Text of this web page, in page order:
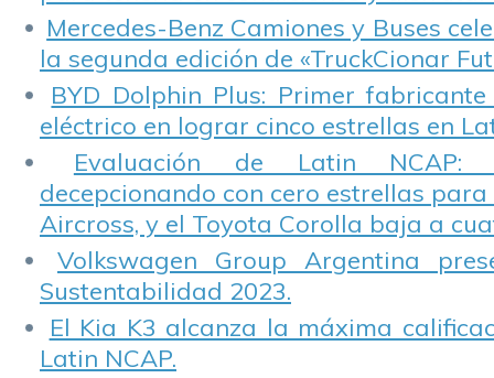
Mercedes-Benz Camiones y Buses
la segunda edición de «TruckCionar
BYD Dolphin Plus: Primer
eléctrico en lograr cinco estrellas en
Evaluación de Latin NCAP:
decepcionando con cero estrellas para
Aircross, y el Toyota Corolla baja a
Volkswagen Group Argentina
Sustentabilidad 2023.
El Kia K3 alcanza la máxima
Latin NCAP.